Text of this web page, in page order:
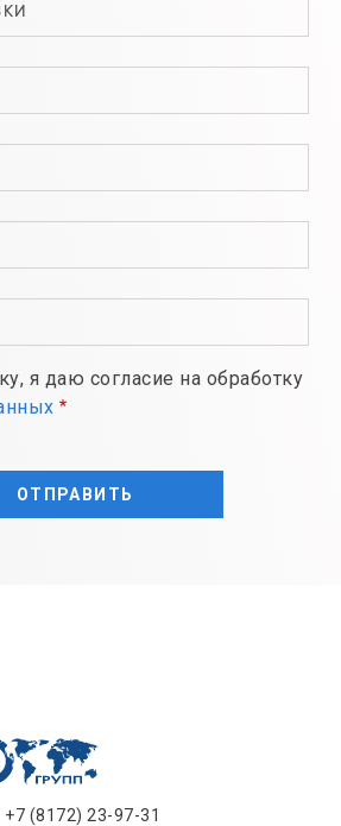
я даю согласие на обработку
+7 (8172) 23-97-31